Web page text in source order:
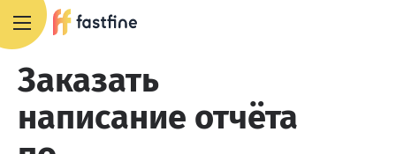
Заказать
написание отчёта